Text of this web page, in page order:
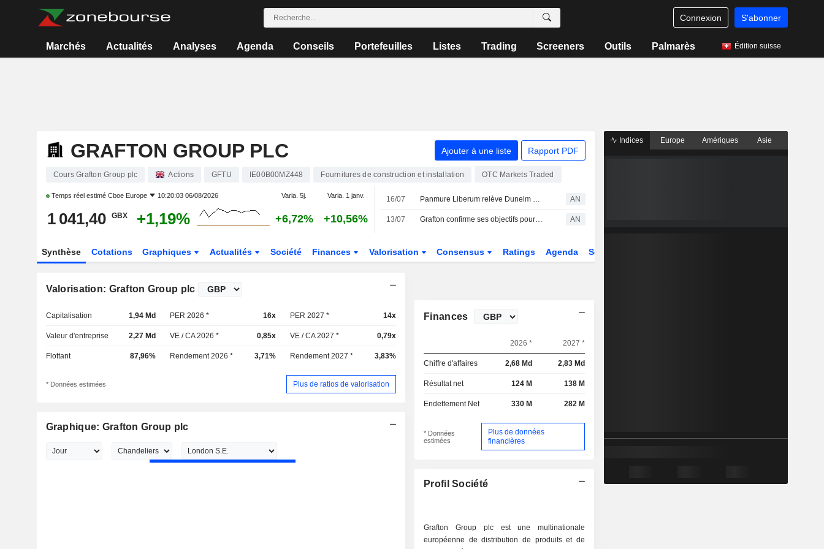
Connexion S'abonner
Marchés Actualités Analyses Agenda Conseils Portefeuilles Listes Trading Screeners Outils Palmarès Édition suisse
GRAFTON GROUP PLC Ajouter à une liste Rapport PDF
Cours Grafton Group plc Actions GFTU IE00B00MZ448 Fournitures de construction et installation OTC Markets Traded
Temps réel estimé Cboe Europe 10:20:03 06/08/2026 Varia. 5j. Varia. 1 janv.
1 041,40 GBX +1,19% +6,72% +10,56%
16/07 Panmure Liberum relève Dunelm et abaisse B&M AN
13/07 Grafton confirme ses objectifs pour 2026 malgré la faiblesse du marché britannique AN
Synthèse Cotations Graphiques Actualités Société Finances Valorisation Consensus Ratings Agenda Secteur
Valorisation: Grafton Group plc
Capitalisation 1,94 Md PER 2026 * 16x PER 2027 * 14x
Valeur d'entreprise 2,27 Md VE / CA 2026 * 0,85x VE / CA 2027 * 0,79x
Flottant 87,96% Rendement 2026 * 3,71% Rendement 2027 * 3,83%
* Données estimées Plus de ratios de valorisation
Graphique: Grafton Group plc
Finances
2026 * 2027 *
Chiffre d'affaires 2,68 Md 2,83 Md
Résultat net 124 M 138 M
Endettement Net 330 M 282 M
* Données
estimées
Plus de données
financières
Profil Société
Grafton Group plc est une multinationale
européenne de distribution de produits et de
Indices Europe Amériques Asie